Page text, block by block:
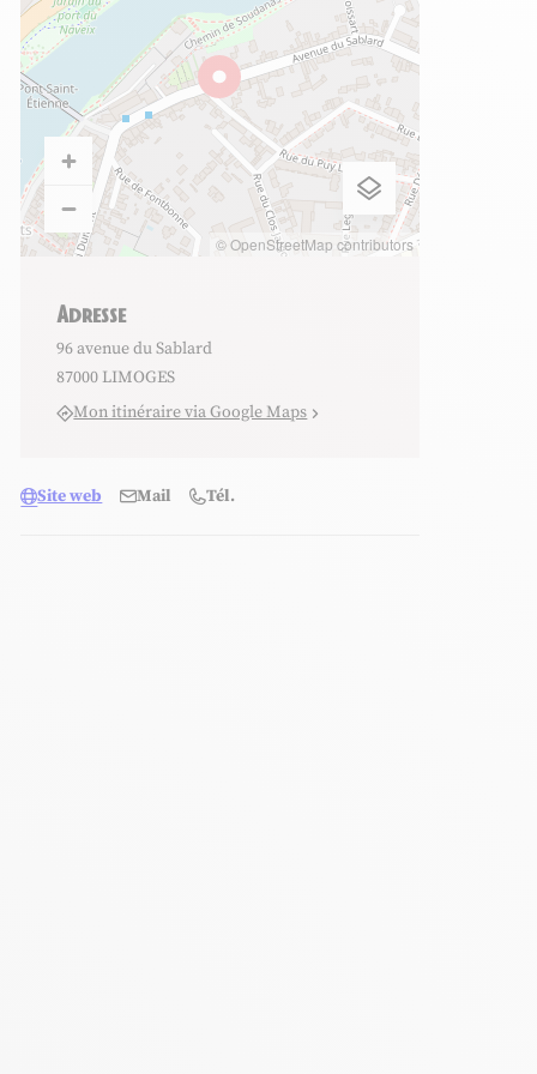
d'hôtes Mme Courty
Mme Courty
d'hôtes Mme Courty © OpenStreetMap contributors
Adresse
96 avenue du Sablard
87000 LIMOGES
Mon itinéraire via Google Maps
Site web Mail Tél.